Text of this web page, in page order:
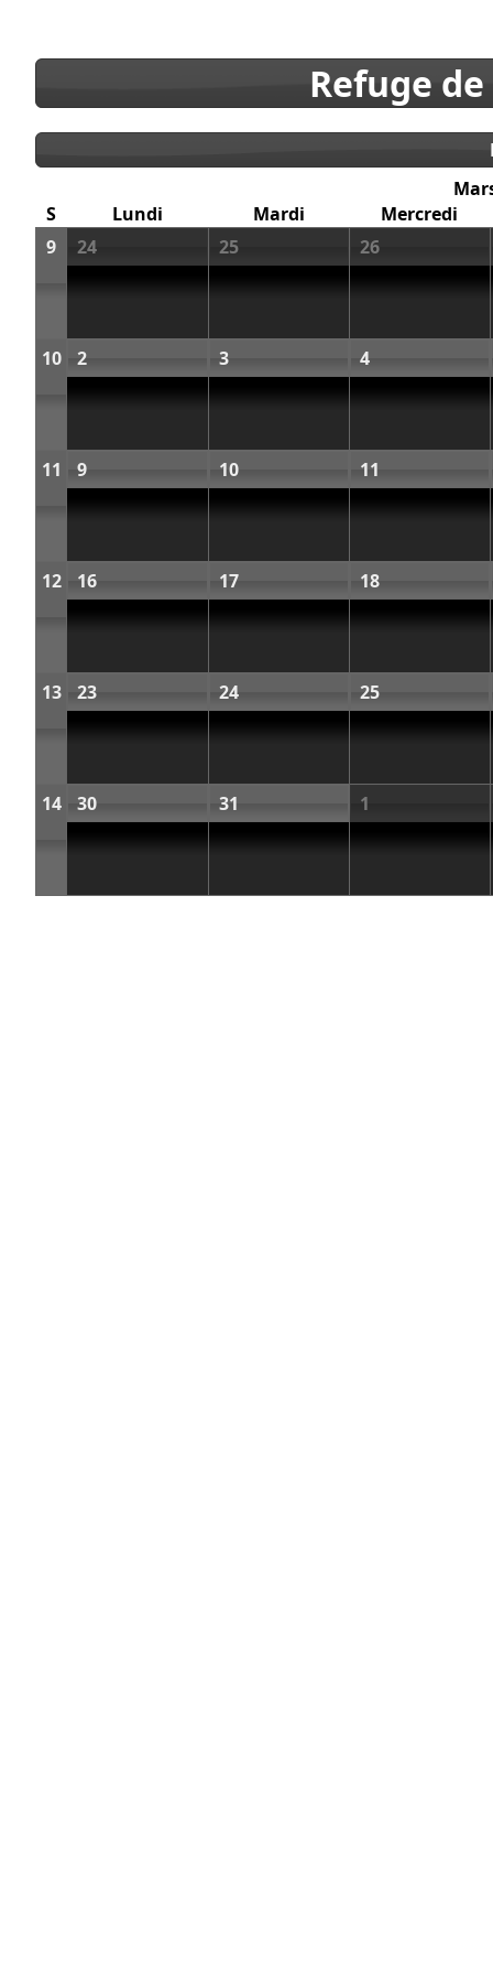
Refuge
S
Lundi Mardi
Mercredi
9
24 25 26
10 2 3 4
11 9 10 11
12 16 17 18
13 23 24 25
14 30 31 1